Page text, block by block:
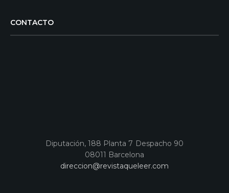
CONTACTO
Diputación, 188 Planta 7 Despacho 90
08011 Barcelona
direccion@revistaqueleer.com